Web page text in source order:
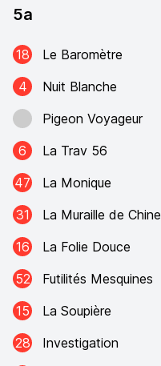
5a
18 Le Baromètre
4
Nuit Blanche
Pigeon Voyageur
6
La Trav 56
47
La Monique
31
La Muraille de Chine
16
La Folie Douce
52
Futilités Mesquines
15
La Soupière
28
Investigation